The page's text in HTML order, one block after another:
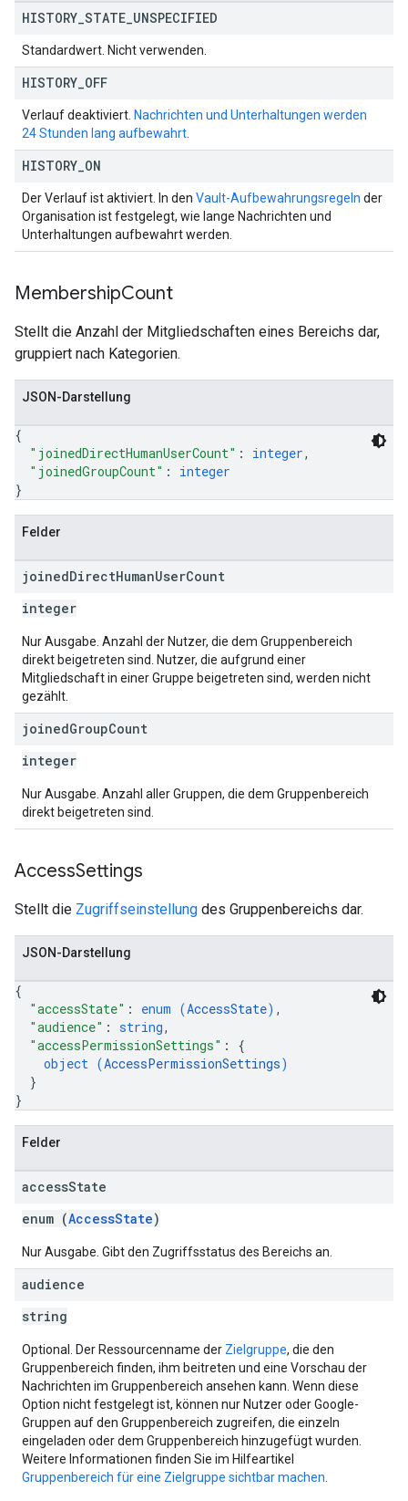
HISTORY STATE UNSPECIFIED
Standardwert. Nicht verwenden.
HISTORY OFF
Verlauf deaktiviert. Nachrichten und Unterhaltungen werden
24 Stunden lang aufbewahrt
HISTORY ON
Der Verlauf ist aktiviert. In den Vault-Aufbewahrungsregeln der
Organisation ist festgelegt, wie lange Nachrichten und
Unterhaltungen aufbewahrt werden.
MembershipCount
Stellt die Anzahl der Mitgliedschaften eines Bereichs dar,
gruppiert nach Kategorien.
JSON-Darstellung
{
"joinedDirectHumanUserCount" : integer,
"joinedGroupCount" : integer
}
Felder
joinedDirectHumanUserCount
integer
Nur Ausgabe. Anzahl der Nutzer, die dem Gruppenbereich
direkt beigetreten sind. Nutzer, die aufgrund einer
Mitgliedschaft in einer Gruppe beigetreten sind, werden nicht
gezählt.
joinedGroupCount
integer
Nur Ausgabe. Anzahl aller Gruppen, die dem Gruppenbereich
direkt beigetreten sind.
AccessSettings
Stellt die Zugriffseinstellung des Gruppenbereichs dar.
JSON-Darstellung
{
"accessState" : enum (AccessState) ,
"audience" : string,
"accessPermissionSettings" : {
object (AccessPermissionSettings)
}
}
Felder
accessState
enum (AccessState)
Nur Ausgabe. Gibt den Zugriffsstatus des Bereichs an.
audience
string
Optional. Der Ressourcenname der Zielgruppe, die den
Gruppenbereich finden, ihm beitreten und eine Vorschau der
Nachrichten im Gruppenbereich ansehen kann. Wenn diese
Option nicht festgelegt ist, können nur Nutzer oder Google-
Gruppen auf den Gruppenbereich zugreifen, die einzeln
eingeladen oder dem Gruppenbereich hinzugefügt wurden.
Weitere Informationen finden Sie im Hilfeartikel
Gruppenbereich für eine Zielgruppe sichtbar machen